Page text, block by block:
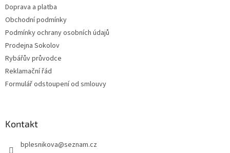
Doprava a platba
Obchodní podmínky
Podmínky ochrany osobních údajů
Prodejna Sokolov
Rybářův průvodce
Reklamační řád
Formulář odstoupení od smlouvy
Kontakt
bplesnikova@seznam.cz